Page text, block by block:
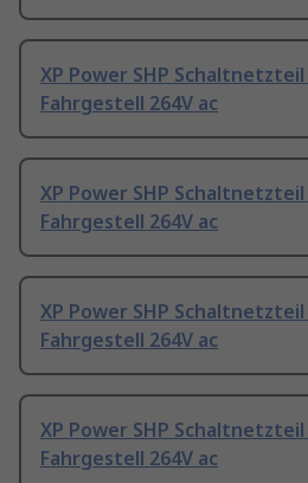
XP Power SHP Schaltnetzteil
Fahrgestell 264V ac
XP Power SHP Schaltnetzteil
Fahrgestell 264V ac
XP Power SHP Schaltnetzteil
Fahrgestell 264V ac
XP Power SHP Schaltnetzteil
Fahrgestell 264V ac